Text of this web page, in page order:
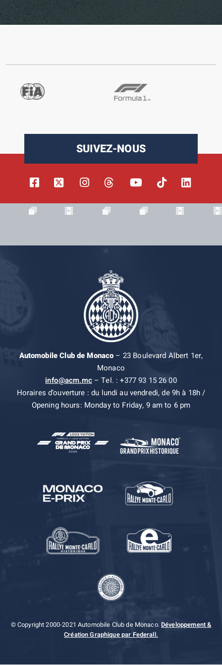
SUIVEZ-NOUS
Automobile Club de Monaco– 23 Boulevard Albert 1er,
Monaco
info@acm.mc– Tel. : +377 93 15 26 00
Horaires d’ouverture : du lundi au vendredi, de 9h à 18h /
Opening hours: Monday to Friday, 9 am to 6 pm
© Copyright 2000-2021 Automobile Club de Monaco.Développement &
Création Graphique par Federall.